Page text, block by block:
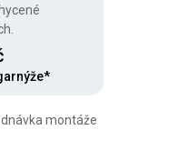
montáže